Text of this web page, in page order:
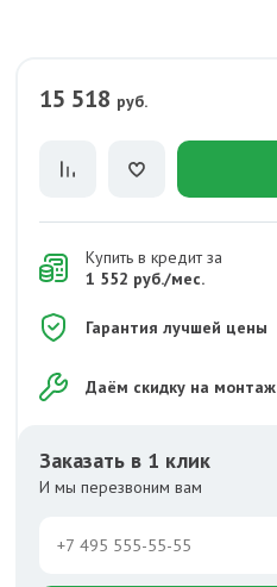
15 518 руб.
Купить в кредит за
1 552 руб./мес.
Гарантия лучшей цены
Даём скидку на монтаж
Заказать в 1 клик
И мы перезвоним вам